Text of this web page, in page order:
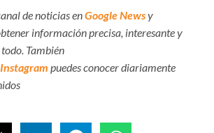
de noticias enGoogle Newsy
información precisa, interesante y
También
Instagram puedes conocer diariamente